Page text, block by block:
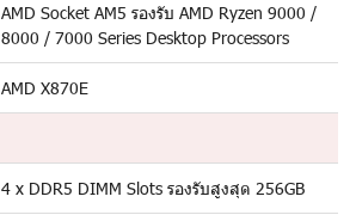
AMD Socket AM5 รองรับ AMD Ryzen 9000 /
8000 / 7000 Series Desktop Processors
AMD X870E
4 x DDR5 DIMM Slots รองรับสูงสุด 256GB